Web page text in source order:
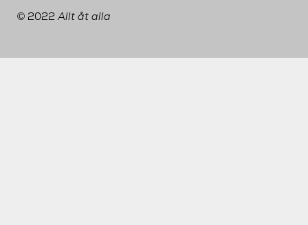
© 2022Allt åt alla